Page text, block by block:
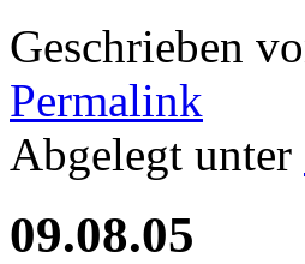
Geschrieben
Permalink
Abgelegt unter
09.08.05